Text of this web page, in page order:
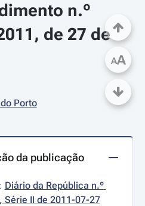
n.º
de 27 de
Porto
da publicação
Diário da República n.º
Série II de 2011-07-27
AA